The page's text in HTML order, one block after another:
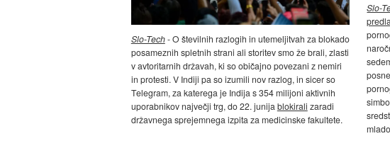
Slo-Tech- O številnih razlogih in utemeljitvah za blokado
posameznih spletnih strani ali storitev smo že brali, zlasti
v avtoritarnih državah, ki so običajno povezani z nemiri
in protesti. V Indiji pa so izumili nov razlog, in sicer so
Telegram, za katerega je Indija s 354 milijoni aktivnih
uporabnikov največji trg, do 22. junija blokirali zaradi
državnega sprejemnega izpita za medicinske fakultete.
Slo-